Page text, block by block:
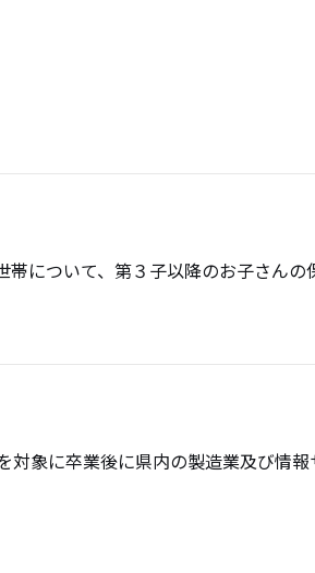
について、第３子以降のお子さんの
象に卒業後に県内の製造業及び情